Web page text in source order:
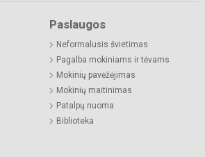
Paslaugos
Neformalusis švietimas
Pagalba mokiniams ir tėvams
Mokinių pavėžėjimas
Mokinių maitinimas
Patalpų nuoma
Biblioteka